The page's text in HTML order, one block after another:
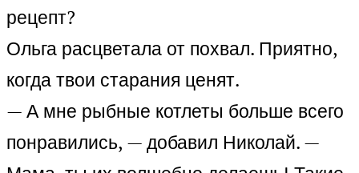
рецепт?
Ольга расцветала от похвал. Приятно,
когда твои старания ценят.
— А мне рыбные котлеты больше всего
понравились, — добавил Николай. —